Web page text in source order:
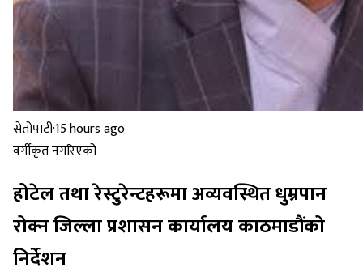
सेतोपाटी·15 hours ago
वर्गीकृत नगरिएको
होटेल तथा रेस्टुरेन्टहरूमा अव्यवस्थित धुम्रपान
रोक्न जिल्ला प्रशासन कार्यालय काठमाडौंको
निर्देशन